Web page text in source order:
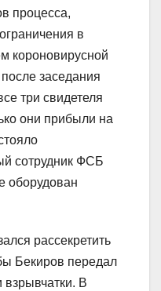
процесса,
в
короновирусной
заседания
три свидетеля
они прибыли на
сотрудник ФСБ
оборудован
рассекретить
Бекиров передал
взрывчатки. В